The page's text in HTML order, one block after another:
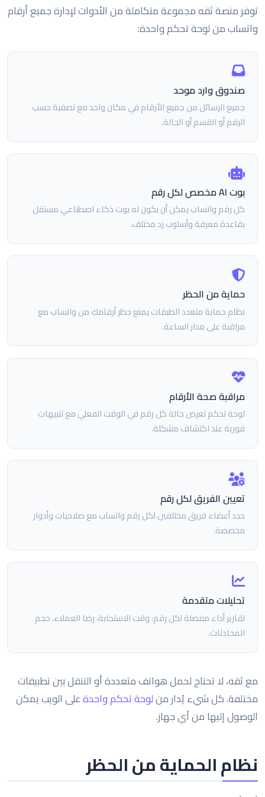
توفر منصة ثقه مجموعة متكاملة من الأدوات لإدارة جميع أرقام
واتساب من لوحة تحكم واحدة:
صندوق وارد موحد
جميع الرسائل من جميع الأرقام في مكان واحد مع تصفية حسب
الرقم أو القسم أو الحالة.
بوت AI مخصص لكل رقم
كل رقم واتساب يمكن أن يكون له بوت ذكاء اصطناعي مستقل
بقاعدة معرفة وأسلوب رد مختلف.
حماية من الحظر
نظام حماية متعدد الطبقات يمنع حظر أرقامك من واتساب مع
مراقبة على مدار الساعة.
مراقبة صحة الأرقام
لوحة تحكم تعرض حالة كل رقم في الوقت الفعلي مع تنبيهات
فورية عند اكتشاف مشكلة.
تعيين الفريق لكل رقم
حدد أعضاء فريق مختلفين لكل رقم واتساب مع صلاحيات وأدوار
مخصصة.
تحليلات متقدمة
تقارير أداء مفصلة لكل رقم: وقت الاستجابة، رضا العملاء، حجم
المحادثات.
مع ثقه، لا تحتاج لحمل هواتف متعددة أو التنقل بين تطبيقات
مختلفة. كل شيء يُدار منلوحة تحكم واحدةعلى الويب يمكن
الوصول إليها من أي جهاز.
نظام الحماية من الحظر